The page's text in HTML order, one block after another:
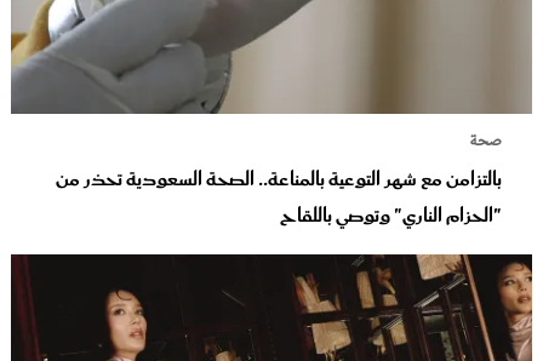
صحة
بالتزامن مع شهر التوعية بالمناعة.. الصحة السعودية تحذر من
"الحزام الناري" وتوصي باللقاح